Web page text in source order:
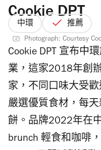
Cookie DPT
中環 推薦
Photograph: Courtesy
Cookie DPT 宣布中
業，這家2018年創
家，不同口味大受
嚴選優質食材，每
餅。品牌2022年在
brunch 輕食和咖啡